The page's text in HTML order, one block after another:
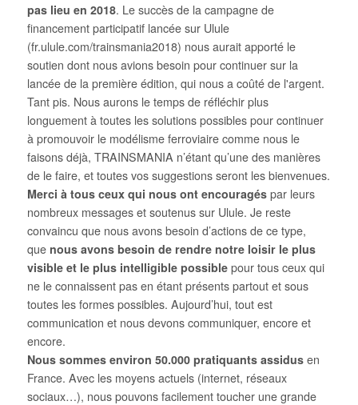
pas lieu en 2018. Le succès de la campagne de
financement participatif lancée sur Ulule
(fr.ulule.com/trainsmania2018) nous aurait apporté le
soutien dont nous avions besoin pour continuer sur la
lancée de la première édition, qui nous a coûté de l'argent.
Tant pis. Nous aurons le temps de réfléchir plus
longuement à toutes les solutions possibles pour continuer
à promouvoir le modélisme ferroviaire comme nous le
faisons déjà, TRAINSMANIA n’étant qu’une des manières
de le faire, et toutes vos suggestions seront les bienvenues.
Merci à tous ceux qui nous ont encouragés par leurs
nombreux messages et soutenus sur Ulule. Je reste
convaincu que nous avons besoin d’actions de ce type,
que nous avons besoin de rendre notre loisir le plus
visible et le plus intelligible possible pour tous ceux qui
ne le connaissent pas en étant présents partout et sous
toutes les formes possibles. Aujourd’hui, tout est
communication et nous devons communiquer, encore et
encore.
Nous sommes environ 50.000 pratiquants assidus en
France. Avec les moyens actuels (internet, réseaux
sociaux…), nous pouvons facilement toucher une grande